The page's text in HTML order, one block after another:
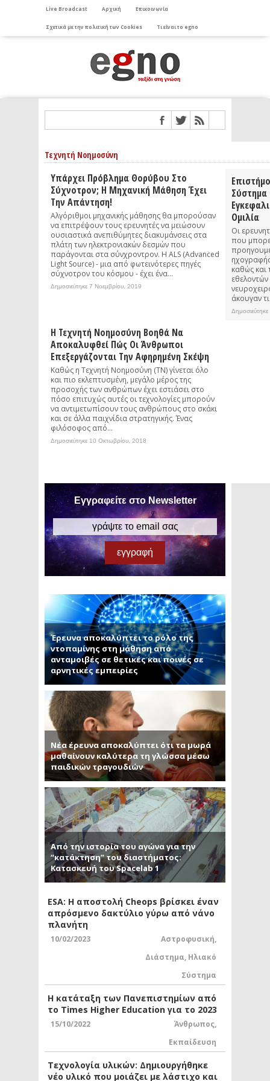
Live Broadcast Αρχική Επικοινωνία
Σχετικά με την πολιτική των Cookies Τι είναι το egno
Τεχνητή Νοημοσύνη
Υπάρχει Πρόβλημα Θορύβου Στο
Σύχνοτρον; Η Μηχανική Μάθηση Έχει
Την Απάντηση!
Αλγόριθμοι μηχανικής μάθησης θα μπορούσαν
να επιτρέψουν τους ερευνητές να μειώσουν
ουσιαστικά ανεπιθύμητες διακυμάνσεις στα
πλάτη των ηλεκτρονιακών δεσμών που
παράγονται στα σύνχροντρον. Η ALS (Advanced
Light Source) - μια από φωτεινότερες πηγές
σύχνοτρον του κόσμου - έχει ένα...
Δημοσιεύτηκε 7 Νοεμβρίου, 2019
Ομιλία
Οι
που
καθώς και
άκουγαν
Η Τεχνητή Νοημοσύνη Βοηθά Να
Αποκαλυφθεί Πώς Οι Άνθρωποι
Επεξεργάζονται Την Αφηρημένη Σκέψη
Καθώς η Τεχνητή Νοημοσύνη (ΤΝ) γίνεται όλο
και πιο εκλεπτυσμένη, μεγάλο μέρος της
προσοχής των ανθρώπων έχει εστιάσει στο
πόσο επιτυχώς αυτές οι τεχνολογίες μπορούν
να αντιμετωπίσουν τους ανθρώπους στο σκάκι
και σε άλλα παιχνίδια στρατηγικής. Ένας
φιλόσοφος από...
Δημοσιεύτηκε 10 Οκτωβρίου, 2018
Εγγραφείτε στο Newsletter
Έρευνα αποκαλύπτει το ρόλο της
ντοπαμίνης στη μάθηση από
ανταμοιβές σε θετικές και ποινές σε
αρνητικές εμπειρίες
Νέα έρευνα αποκαλύπτει ότι τα μωρά
μαθαίνουν καλύτερα τη γλώσσα μέσω
παιδικών τραγουδιών
Από την ιστορία του αγώνα για την
“κατάκτηση” του διαστήματος:
Κατασκευή του Spacelab 1
ESA: Η αποστολή Cheops βρίσκει έναν
απρόσμενο δακτύλιο γύρω από νάνο
πλανήτη
10/02/2023 Αστροφυσική,
Διάστημα, Ηλιακό
Σύστημα
Η κατάταξη των Πανεπιστημίων από
το Times Higher Education για το 2023
15/10/2022 Άνθρωπος,
Εκπαίδευση
Τεχνολογία υλικών: Δημιουργήθηκε
νέο υλικό που μοιάζει με λάστιχο και